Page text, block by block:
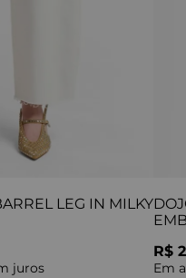
LEG IN MILKY
juros
R$
Em